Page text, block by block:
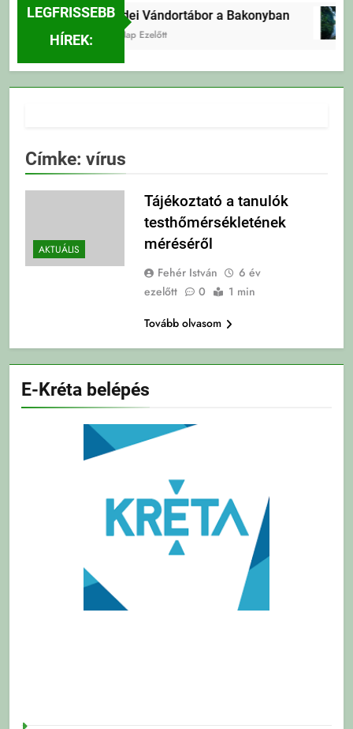
LEGFRISSEBB
HÍREK:
Erdei Vándortábor a Bakonyban
2 Nap Ezelőtt
Címke: vírus
AKTUÁLIS
Tájékoztató a tanulók
testhőmérsékletének
méréséről
Fehér István
6 év
ezelőtt
0
1 min
Tovább olvasom
E-Kréta belépés